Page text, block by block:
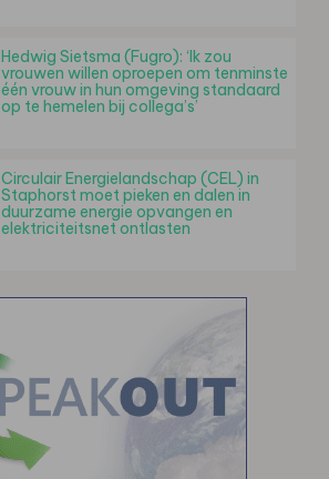
Hedwig Sietsma (Fugro): ‘Ik zou
vrouwen willen oproepen om tenminste
één vrouw in hun omgeving standaard
op te hemelen bij collega’s’
Circulair Energielandschap (CEL) in
Staphorst moet pieken en dalen in
duurzame energie opvangen en
elektriciteitsnet ontlasten